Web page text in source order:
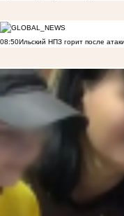
08:50Ильский НПЗ горит после